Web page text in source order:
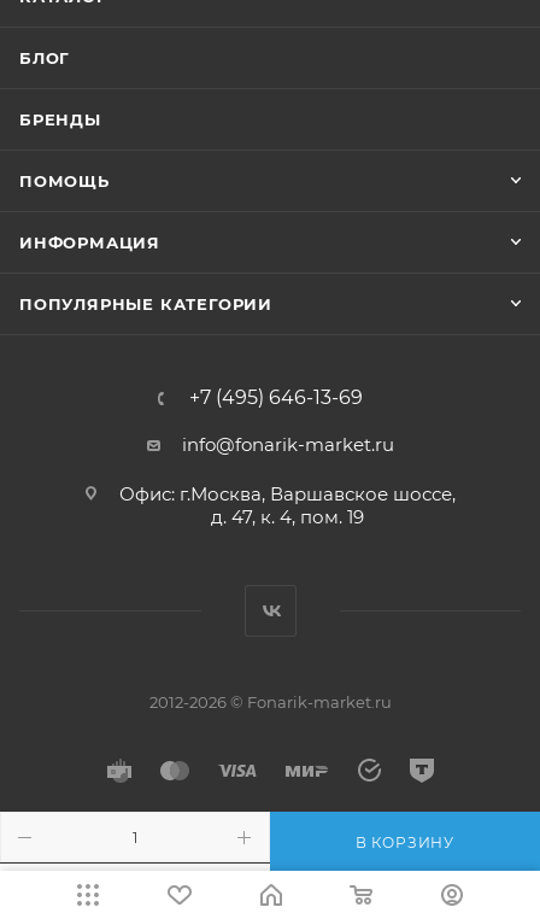
В КОРЗИНУ
БЛОГ
БРЕНДЫ
ПОМОЩЬ
ИНФОРМАЦИЯ
ПОПУЛЯРНЫЕ КАТЕГОРИИ
+7 (495) 646-13-69
info@fonarik-market.ru
Офис: г.Москва, Варшавское шоссе,
д. 47, к. 4, пом. 19
2012-2026 © Fonarik-market.ru